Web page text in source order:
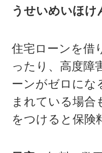
うせいめいほけ
住宅ローンを借
ったり、高度障
ーンがゼロにな
まれている場合
をつけると保険